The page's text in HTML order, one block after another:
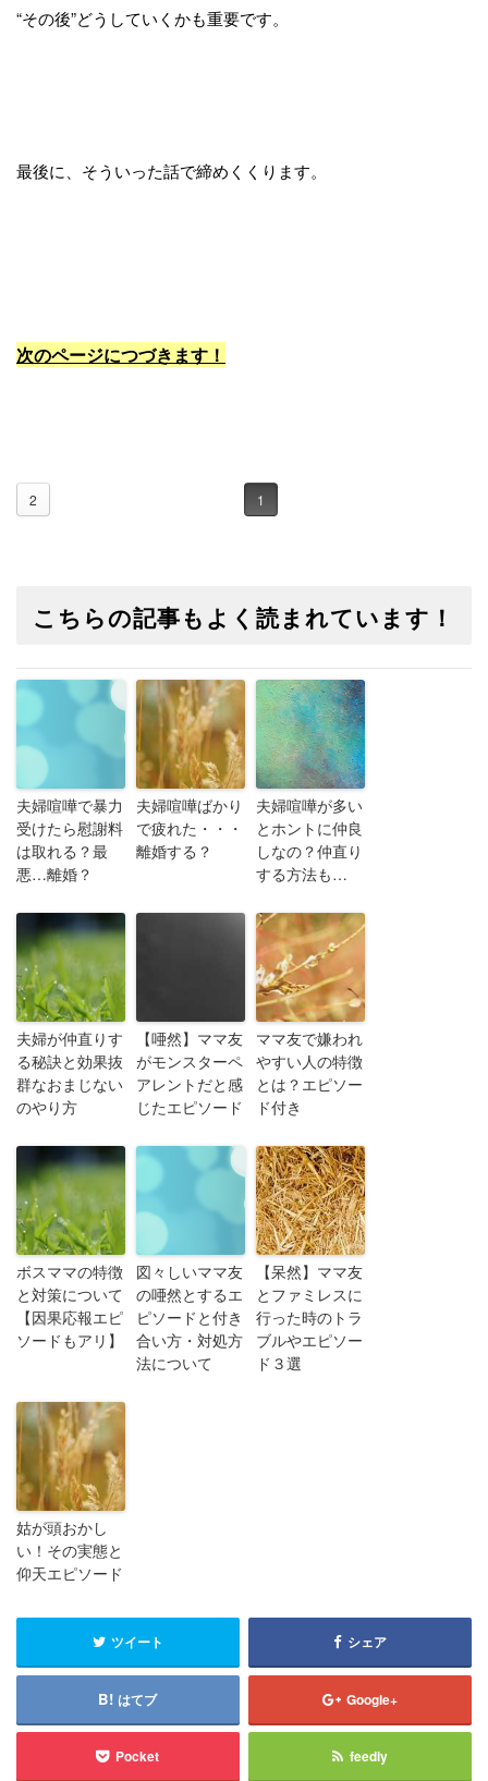
“その後”どうしていくかも重要です。
最後に、そういった話で締めくくります。
次のページにつづきます！
1
2
こちらの記事もよく読まれています！
夫婦喧嘩で暴力
受けたら慰謝料
は取れる？最
悪…離婚？
夫婦喧嘩ばかり
で疲れた・・・
離婚する？
夫婦喧嘩が多い
とホントに仲良
しなの？仲直り
する方法も…
夫婦が仲直りす
る秘訣と効果抜
群なおまじない
のやり方
【唖然】ママ友
がモンスターペ
アレントだと感
じたエピソード
ママ友で嫌われ
やすい人の特徴
とは？エピソー
ド付き
ボスママの特徴
と対策について
【因果応報エピ
ソードもアリ】
図々しいママ友
の唖然とするエ
ピソードと付き
合い方・対処方
法について
【呆然】ママ友
とファミレスに
行った時のトラ
ブルやエピソー
ド３選
姑が頭おかし
い！その実態と
仰天エピソード
ツイート シェア
はてブ Google+
Pocket feedly